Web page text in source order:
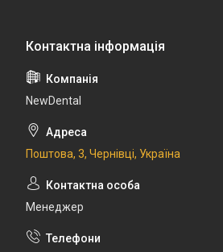
NewDental
Поштова, 3, Чернівці, Україна
Менеджер